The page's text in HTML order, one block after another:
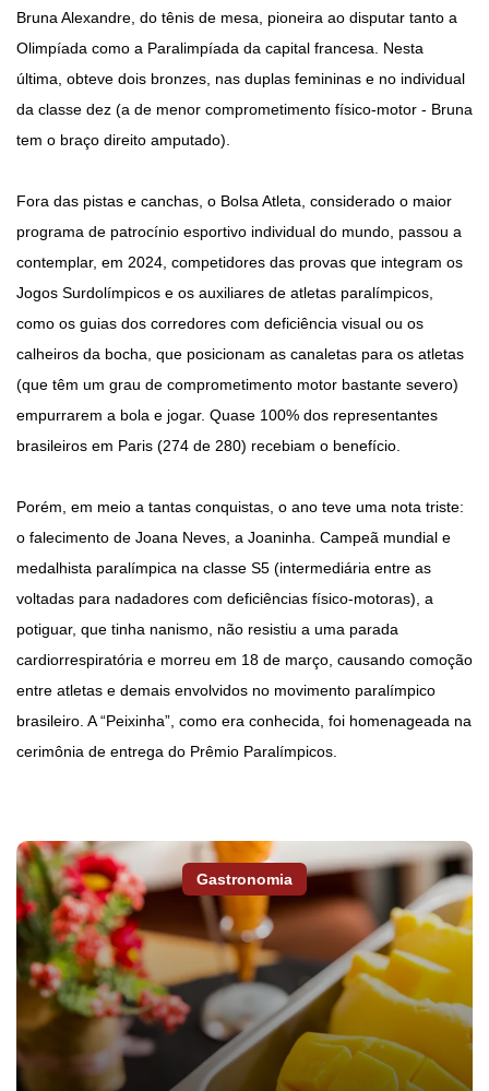
Bruna Alexandre, do tênis de mesa, pioneira ao disputar tanto a
Olimpíada como a Paralimpíada da capital francesa. Nesta
última, obteve dois bronzes, nas duplas femininas e no individual
da classe dez (a de menor comprometimento físico-motor - Bruna
tem o braço direito amputado).
Fora das pistas e canchas, o Bolsa Atleta, considerado o maior
programa de patrocínio esportivo individual do mundo, passou a
contemplar, em 2024, competidores das provas que integram os
Jogos Surdolímpicos e os auxiliares de atletas paralímpicos,
como os guias dos corredores com deficiência visual ou os
calheiros da bocha, que posicionam as canaletas para os atletas
(que têm um grau de comprometimento motor bastante severo)
empurrarem a bola e jogar. Quase 100% dos representantes
brasileiros em Paris (274 de 280) recebiam o benefício.
Porém, em meio a tantas conquistas, o ano teve uma nota triste:
o falecimento de Joana Neves, a Joaninha. Campeã mundial e
medalhista paralímpica na classe S5 (intermediária entre as
voltadas para nadadores com deficiências físico-motoras), a
potiguar, que tinha nanismo, não resistiu a uma parada
cardiorrespiratória e morreu em 18 de março, causando comoção
entre atletas e demais envolvidos no movimento paralímpico
brasileiro. A “Peixinha”, como era conhecida, foi homenageada na
cerimônia de entrega do Prêmio Paralímpicos.
Gastronomia